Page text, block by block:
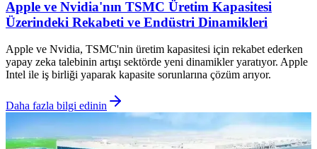
Apple ve Nvidia'nın TSMC Üretim Kapasitesi
Üzerindeki Rekabeti ve Endüstri Dinamikleri
Apple ve Nvidia, TSMC'nin üretim kapasitesi için rekabet ederken
yapay zeka talebinin artışı sektörde yeni dinamikler yaratıyor. Apple
Intel ile iş birliği yaparak kapasite sorunlarına çözüm arıyor.
Daha fazla bilgi edinin